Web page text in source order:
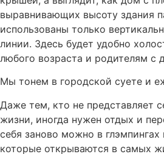
выравнивающих высоту здания
использованы только
линии. Здесь будет удобно
любого возраста и родителям с
Мы тонем в городской суете и
Даже тем, кто не представляет
жизни, иногда нужен отдых и
себя заново можно в
которые открываются в самых